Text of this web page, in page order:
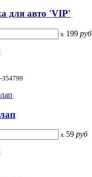
для авто 'VIP'
x 199 руб
354799
x 59 руб